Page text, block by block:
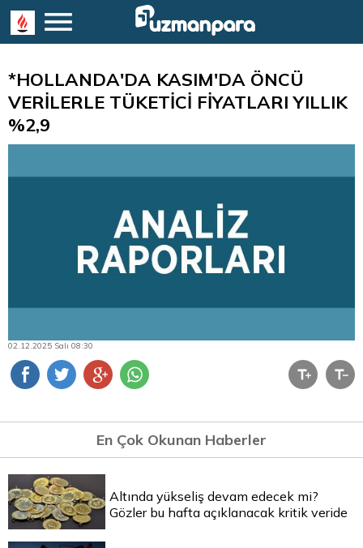
*HOLLANDA'DA KASIM'DA ÖNCÜ
VERİLERLE TÜKETİCİ FİYATLARI YILLIK
%2,9
02.12.2025 Salı 08:30
En Çok Okunan Haberler
Altında yükseliş devam edecek mi?
Gözler bu hafta açıklanacak kritik veride